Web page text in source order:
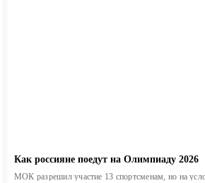
Как россияне поедут на Олимпиаду 2026
МОК разрешил участие 13 спортсменам, но на